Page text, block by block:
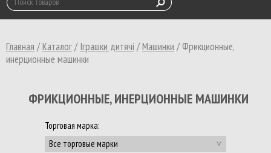
Главная /Каталог/Іграшки дитячі /Машинки /Фрикционные,
инерционные машинки
ФРИКЦИОННЫЕ, ИНЕРЦИОННЫЕ МАШИНКИ
Торговая марка:
Все торговые марки